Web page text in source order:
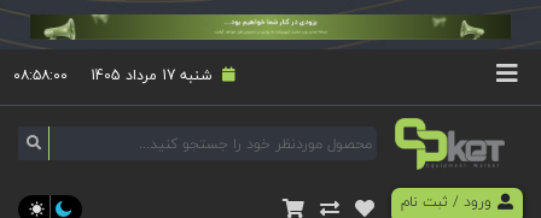
شنبه 17 مرداد 1405 ۰۸:۵۸:۰۰
ورود/ ثبت نام